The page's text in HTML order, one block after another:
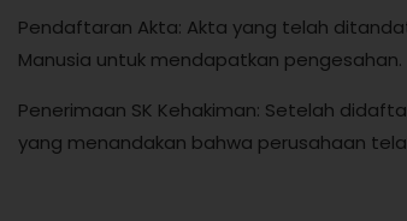
Pendaftaran Akta: Akta yang telah
Manusia untuk mendapatkan pengesahan.
Penerimaan SK Kehakiman: Setelah
yang menandakan bahwa perusahaan